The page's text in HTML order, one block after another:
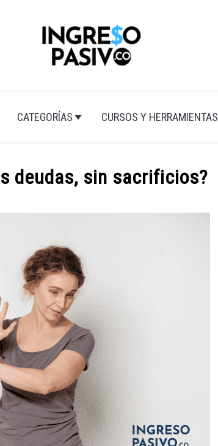
CATEGORÍAS CURSOS Y HERRAMIENTAS
deudas, sin sacrificios?